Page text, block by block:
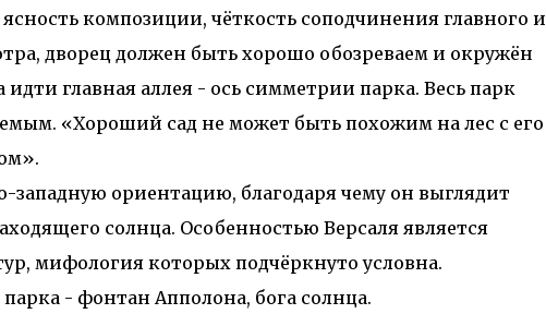
композиции, чёткость соподчинения главного и
дворец должен быть хорошо обозреваем и окружён
главная аллея - ось симметрии парка. Весь парк
«Хороший сад не может быть похожим на лес с его
западную ориентацию, благодаря чему он выглядит
солнца. Особенностью Версаля является
мифология которых подчёркнуто условна.
- фонтан Апполона, бога солнца.